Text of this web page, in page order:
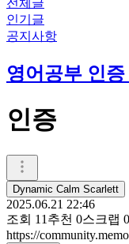
전체글
인기글
공지사항
영어공부 인
인증
Dynamic Calm Scarlett
2025.06.21 22:46
조회 11 추천 0스크랩 0
https://